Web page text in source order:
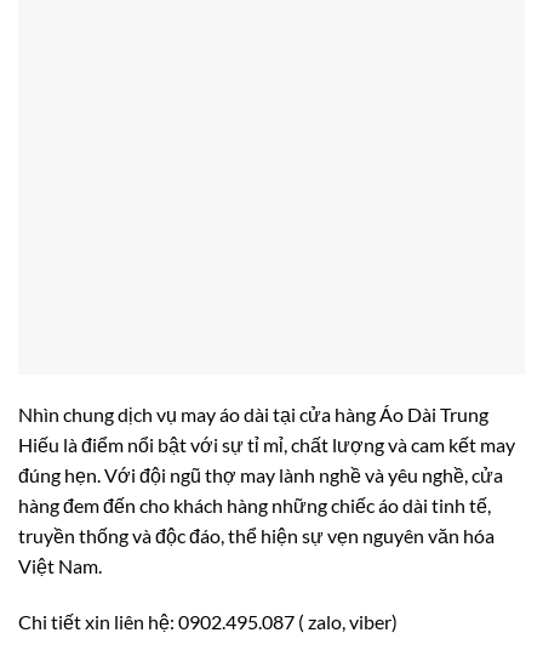
Nhìn chung dịch vụ may áo dài tại cửa hàng Áo Dài Trung
Hiếu là điểm nổi bật với sự tỉ mỉ, chất lượng và cam kết may
đúng hẹn. Với đội ngũ thợ may lành nghề và yêu nghề, cửa
hàng đem đến cho khách hàng những chiếc áo dài tinh tế,
truyền thống và độc đáo, thể hiện sự vẹn nguyên văn hóa
Việt Nam.
Chi tiết xin liên hệ: 0902.495.087 ( zalo, viber)